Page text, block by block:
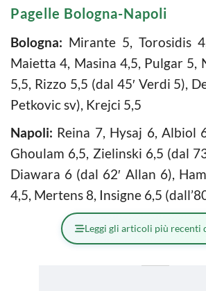
Pagelle Bologna-Napoli
Bologna: Mirante 5, Torosidis
Maietta 4, Masina 4,5, Pulgar 5,
5,5, Rizzo 5,5 (dal 45′ Verdi 5),
Petkovic sv), Krejci 5,5
Napoli: Reina 7, Hysaj 6, Albiol
Ghoulam 6,5, Zielinski 6,5 (dal
Diawara 6 (dal 62′ Allan 6),
4,5, Mertens 8, Insigne 6,5
Leggi gli articoli più recenti